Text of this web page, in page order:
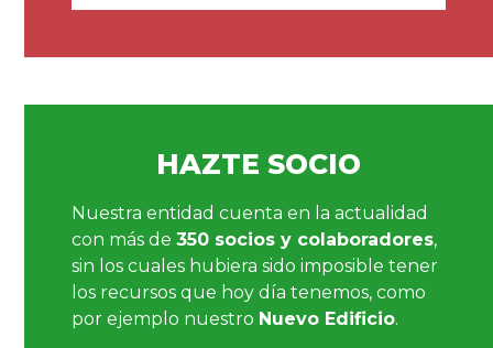
HAZTE SOCIO
Nuestra entidad cuenta en la actualidad
con más de 350 socios y colaboradores,
sin los cuales hubiera sido imposible tener
los recursos que hoy día tenemos, como
por ejemplo nuestro Nuevo Edificio.